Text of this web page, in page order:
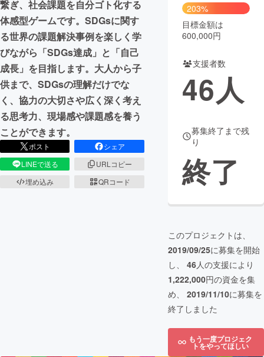
CAMPFIRE for Social Good
CAMPFIRE Creation
CAMPFIREふるさと納税machi-ya コミュニティ
繋ぎ、社会課題を自分ゴト化する
体感型ゲームです。SDGsに関す
る世界の課題解決事例を楽しく学
びながら「SDGs達成」と「自己
成長」を目指します。大人から子
供まで、SDGsの理解だけでな
く、協力の大切さや広く深く考え
る思考力、現場感や課題感を養う
ことができます。
ポスト
シェア
LINEで送る
URLコピー
埋め込み
QRコード
203%
目標金額は
600,000円
支援者数
46人
募集終了まで残
り
終了
このプロジェクトは、
2019/09/25に募集を開始
し、 46人の支援により
1,222,000円の資金を集
め、 2019/11/10に募集を
終了しました
もう一度プロジェク
トをやってほしい